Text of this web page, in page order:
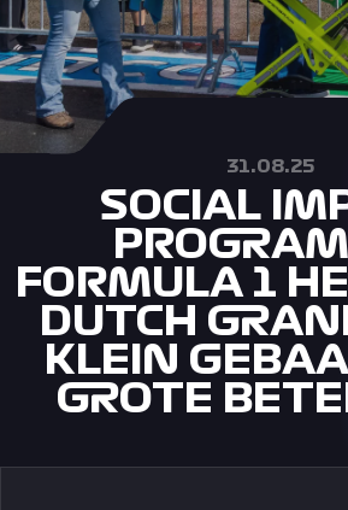
31.08.25
SOCIAL
FORMULA 1
DUTCH
KLEIN
GROTE